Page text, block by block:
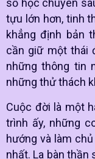
tựu lớn hơn, tinh
khẳng định bản
cần giữ một thái
những thông tin
những thử thách
Cuộc đời là một
trình ấy, những
hướng và làm
nhất. La bàn thần